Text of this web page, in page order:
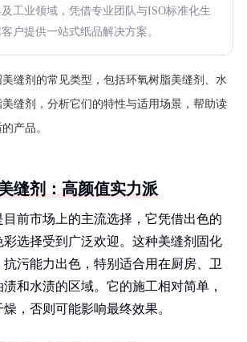
工业领域，凭借专业团队与ISO标准化生
户提供一站式纸品解决方案。
缝剂的常见类型，包括环氧树脂美缝剂、水
缝剂，分析它们的特性与适用场景，帮助读
产品。
缝剂：高颜值实力派
前市场上的主流选择，它凭借出色的
选择受到广泛欢迎。这种美缝剂固化
抗污能力出色，特别适合用在厨房、卫
和水渍的区域。它的施工相对简单，
，否则可能影响最终效果。